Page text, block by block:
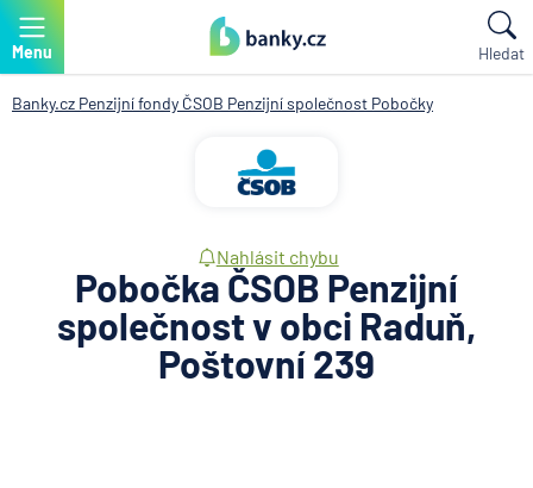
Menu Hledat
Banky.cz Penzijní fondy ČSOB Penzijní společnost Pobočky
Nahlásit chybu
Pobočka ČSOB Penzijní
společnost v obci Raduň,
Poštovní 239